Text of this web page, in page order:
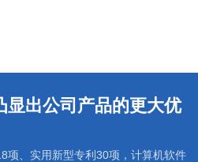
显出公司产品的更大优
项、实用新型专利30项，计算机软件